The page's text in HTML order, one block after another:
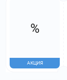
%
АКЦИЯ